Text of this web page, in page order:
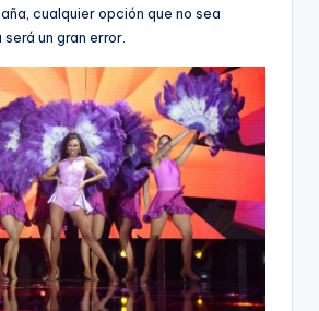
cualquier opción que no sea
un gran error.